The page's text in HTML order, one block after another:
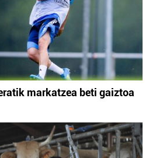
markatzea beti gaiztoa